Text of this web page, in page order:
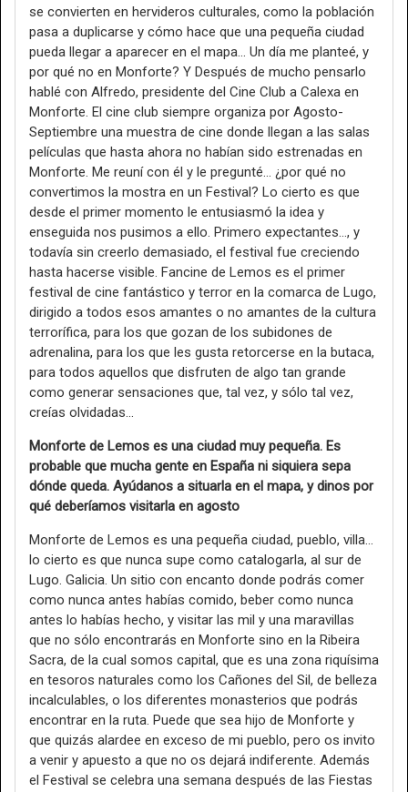
se convierten en hervideros culturales, como la población
pasa a duplicarse y cómo hace que una pequeña ciudad
pueda llegar a aparecer en el mapa… Un día me planteé, y
por qué no en Monforte? Y Después de mucho pensarlo
hablé con Alfredo, presidente del Cine Club a Calexa en
Monforte. El cine club siempre organiza por Agosto-
Septiembre una muestra de cine donde llegan a las salas
películas que hasta ahora no habían sido estrenadas en
Monforte. Me reuní con él y le pregunté… ¿por qué no
convertimos la mostra en un Festival? Lo cierto es que
desde el primer momento le entusiasmó la idea y
enseguida nos pusimos a ello. Primero expectantes…, y
todavía sin creerlo demasiado, el festival fue creciendo
hasta hacerse visible. Fancine de Lemos es el primer
festival de cine fantástico y terror en la comarca de Lugo,
dirigido a todos esos amantes o no amantes de la cultura
terrorífica, para los que gozan de los subidones de
adrenalina, para los que les gusta retorcerse en la butaca,
para todos aquellos que disfruten de algo tan grande
como generar sensaciones que, tal vez, y sólo tal vez,
creías olvidadas…
Monforte de Lemos es una ciudad muy pequeña. Es
probable que mucha gente en España ni siquiera sepa
dónde queda. Ayúdanos a situarla en el mapa, y dinos por
qué deberíamos visitarla en agosto
Monforte de Lemos es una pequeña ciudad, pueblo, villa…
lo cierto es que nunca supe como catalogarla, al sur de
Lugo. Galicia. Un sitio con encanto donde podrás comer
como nunca antes habías comido, beber como nunca
antes lo habías hecho, y visitar las mil y una maravillas
que no sólo encontrarás en Monforte sino en la Ribeira
Sacra, de la cual somos capital, que es una zona riquísima
en tesoros naturales como los Cañones del Sil, de belleza
incalculables, o los diferentes monasterios que podrás
encontrar en la ruta. Puede que sea hijo de Monforte y
que quizás alardee en exceso de mi pueblo, pero os invito
a venir y apuesto a que no os dejará indiferente. Además
el Festival se celebra una semana después de las Fiestas